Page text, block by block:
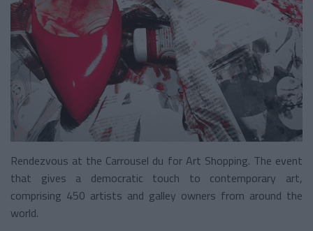
Rendezvous at the Carrousel du for Art Shopping. The event
that gives a democratic touch to contemporary art,
comprising 450 artists and galley owners from around the
world.